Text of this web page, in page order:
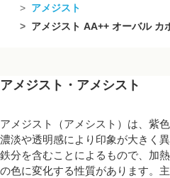
アメジスト
アメジスト AA++ オーバル カ
アメジスト・アメシスト
アメジスト（アメシスト）は、紫
濃淡や透明感により印象が大きく
鉄分を含むことによるもので、加
の色に変化する性質があります。